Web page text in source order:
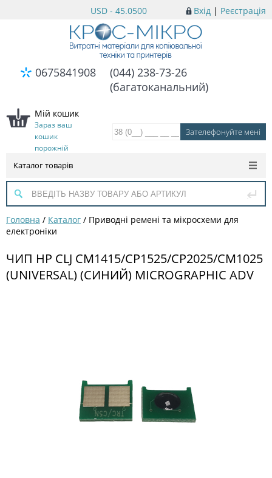
Вхід | Реєстрація
USD - 45.0500
0675841908
(044) 238-73-26
(багатоканальний)
Мій кошик
Зараз ваш
кошик
порожній
Каталог товарів
Головна / Каталог / Приводні ремені та мікросхеми для
електроніки
ЧИП HP CLJ CM1415/CP1525/CP2025/CM1025
(UNIVERSAL) (СИНИЙ) MICROGRAPHIC ADV